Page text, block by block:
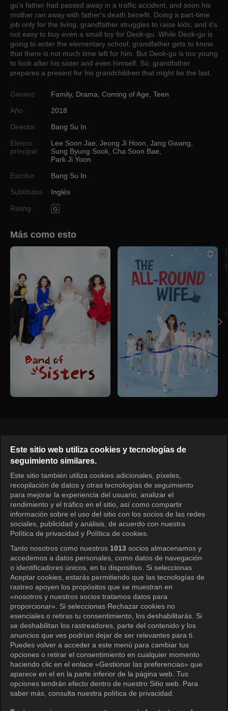
gu's father had passed away in a traffic accident, and soon his
mother ran away with father's death benefit. Doing a part-time
job only for the living, grandfather struggles to raise kids, and it's
not easy to buy even a small toy for Deok-gu. While Deok-gu is
going to enter the elementary school, grandfather gets to know
that there is not much time left for him. But Deok-gu is too young
to look after his sister and even himself. So, grandfather
prepares a present for his grandchildren that might be the last.
Género Family, Drama Coming of Age Teen
Año
2018
Director
Bang Su In
Elenco
principal
Lee Soon Jae Jeong Ji Hoon Jang Gwang
Sung Byung Sook Cha Soon Bae
Park Ji Yoon
Escritor
Bang Su In
Subtítulos
Inglés
Rating
G
Más como esto
Español
KOCOWA+ Redes sociales
KOCOWA+
Centro de ayuda
Términos de uso
Política de privacidad
Política de privacidad (Europa)
Política de privacidad (Oceanía)
Política de privacidad (Brasil)
Derechos de privacidad de California
Política de cookies (Administrar tus
Este sitio web utiliza cookies y tecnologías de
seguimiento similares.
Este sitio también utiliza cookies adicionales, píxeles,
recopilación de datos y otras tecnologías de seguimiento
para mejorar la experiencia del usuario, analizar el
rendimiento y el tráfico en el sitio, así como compartir
información sobre el uso del sitio con los socios de las redes
sociales, publicidad y análisis, de acuerdo con nuestra
Política de privacidad y Política de cookies.
Tanto nosotros como nuestros 1013 socios almacenamos y
accedemos a datos personales, como datos de navegación
o identificadores únicos, en tu dispositivo. Si seleccionas
Aceptar cookies, estarás permitiendo que las tecnologías de
rastreo apoyen los propósitos que se muestran en
«nosotros y nuestros socios tratamos datos para
proporcionar». Si seleccionas Rechazar cookies no
esenciales o retiras tu consentimiento, los deshabilitarás. Si
se deshabilitan los rastreadores, parte del contenido y los
anuncios que ves podrían dejar de ser relevantes para ti.
Puedes volver a acceder a este menú para cambiar tus
opciones o retirar el consentimiento en cualquier momento
haciendo clic en el enlace «Gestionar las preferencias» que
aparece en el en la parte inferior de la página web. Tus
opciones tendrán efecto dentro de nuestro Sitio web. Para
saber más, consulta nuestra política de privacidad.